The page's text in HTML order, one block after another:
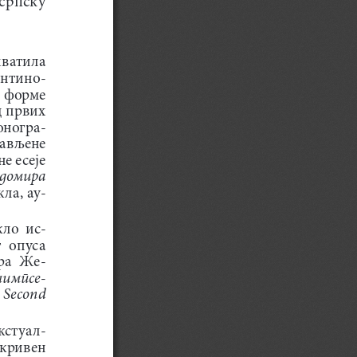
-
форме
првих
-
есеје
ау-
ис-
опуса
Же-
-
-